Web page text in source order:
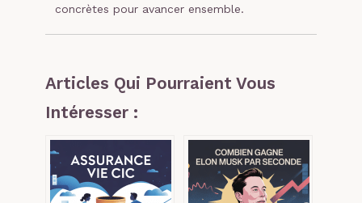
concrètes pour avancer ensemble.
Articles Qui Pourraient Vous
Intéresser :